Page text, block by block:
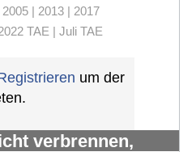
| 2013 | 2017
TAE | Juli TAE
um der
verbrennen,